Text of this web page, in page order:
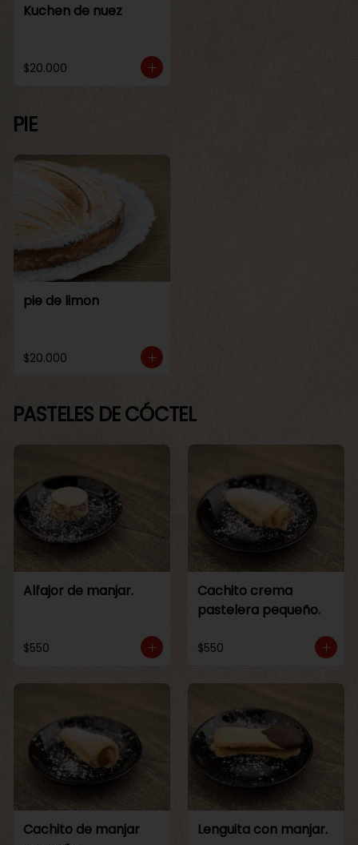
Kuchen de nuez
$20.000
PIE
pie de limon
$20.000
PASTELES DE CÓCTEL
Alfajor de manjar.
$550
Cachito crema
pastelera pequeño.
$550
Cachito de manjar
Lenguita con manjar.